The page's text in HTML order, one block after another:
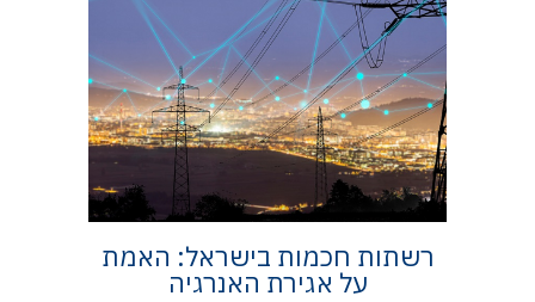
רשתות חכמות בישראל: האמת
על אגירת האנרגיה